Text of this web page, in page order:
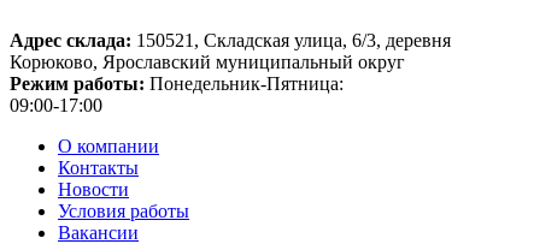
Адрес склада: 150521, Складская улица, 6/3, деревня
Корюково, Ярославский муниципальный округ
Режим работы: Понедельник-Пятница:
09:00-17:00
О компании
Контакты
Новости
Условия работы
Вакансии